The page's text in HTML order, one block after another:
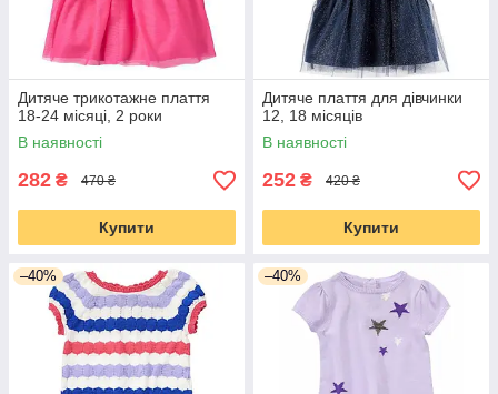
Дитяче трикотажне плаття
18-24 місяці, 2 роки
В наявності
282 ₴ 470 ₴
Купити
Дитяче плаття для дівчинки
12, 18 місяців
В наявності
252 ₴ 420 ₴
Купити
–40% –40%